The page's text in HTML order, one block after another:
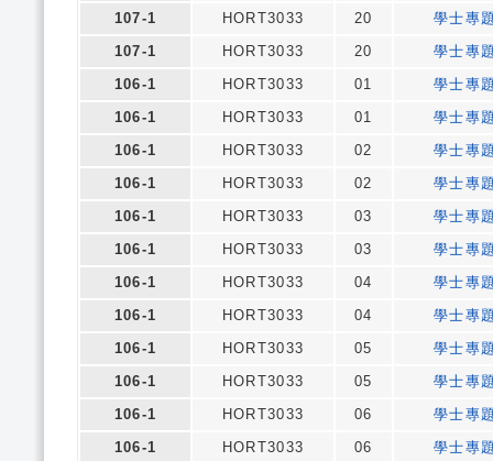
107-1
HORT3033 20
學士專
107-1
HORT3033 20
學士專
106-1
HORT3033 01
學士專
106-1
HORT3033 01
學士專
106-1
HORT3033 02
學士專
106-1
HORT3033 02
學士專
106-1
HORT3033 03
學士專
106-1
HORT3033 03
學士專
106-1
HORT3033 04
學士專
106-1
HORT3033 04
學士專
106-1
HORT3033 05
學士專
106-1
HORT3033 05
學士專
106-1
HORT3033 06
學士專
106-1
HORT3033 06
學士專